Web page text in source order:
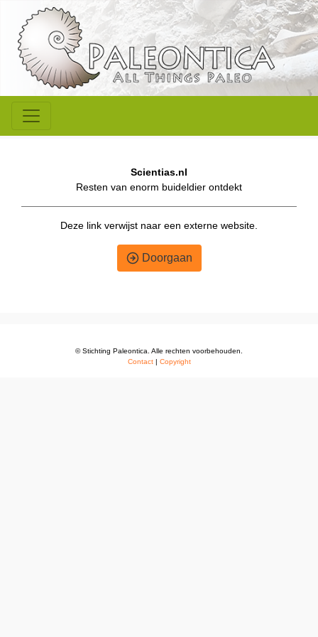
Scientias.nl
Resten van enorm buideldier ontdekt
Deze link verwijst naar een externe website.
Doorgaan
© Stichting Paleontica. Alle rechten voorbehouden.
Contact| Copyright